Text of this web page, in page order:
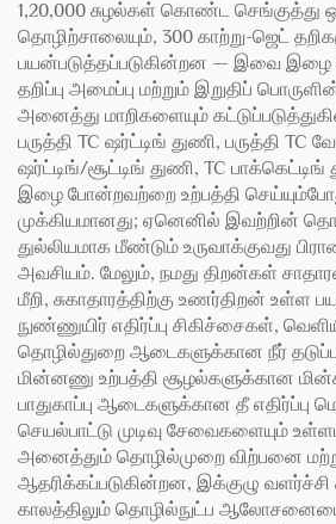
1,20,000 சுழல்கள் கொண்ட செங்குத்து
தொழிற்சாலையும், 300 காற்று-ஜெட்
பயன்படுத்தப்படுகின்றன — இவை இழை
தறிப்பு அமைப்பு மற்றும் இறுதிப்
அனைத்து மாறிகளையும்
பருத்தி TC ஷர்ட்டிங் துணி, பருத்தி TC
ஷர்ட்டிங்/சூட்டிங் துணி, TC பாக்கெட்டிங்
இழை போன்றவற்றை உற்பத்தி
முக்கியமானது; ஏனெனில் இவற்றின்
துல்லியமாக மீண்டும் உருவாக்குவது
அவசியம். மேலும், நமது திறன்கள்
மீறி, சுகாதாரத்திற்கு உணர்திறன் உள்ள
நுண்ணுயிர் எதிர்ப்பு சிகிச்சைகள்,
தொழில்துறை ஆடைகளுக்கான நீர்
மின்னணு உற்பத்தி சூழல்களுக்கான
பாதுகாப்பு ஆடைகளுக்கான தீ
செயல்பாட்டு முடிவு சேவைகளையும்
அனைத்தும் தொழில்முறை விற்பனை
ஆதரிக்கப்படுகின்றன, இக்குழு வளர்ச்சி
காலத்திலும் தொழில்நுட்ப